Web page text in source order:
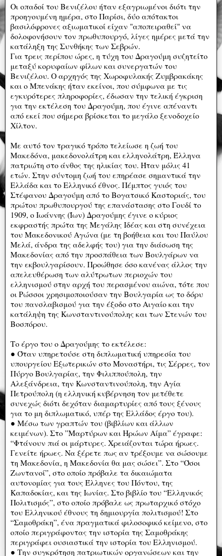
Οι οπαδοί του Βενιζέλου ήταν εξαγριωμένοι διότι την
προηγουμένη ημέρα, στο Παρίσι, δύο απότακτοι
βασιλόφρονες αξιωματικοί είχαν "αποπειραθεί" να
δολοφονήσουν τον πρωθυπουργό, λίγες ημέρες μετά την
κατάληξη της Συνθήκης των Σεβρών.
Για τρεις περίπου ώρες, η τύχη του Δραγούμη συζητείτο
μεταξύ κορυφαίων φίλων και συνεργατών του
Βενιζέλου. Ο αρχηγός της Χωροφυλακής Ζυμβρακάκης
και ο Μπενάκης ήταν εκείνοι, που σύμφωνα με τις
εγκυρότερες πληροφορίες, έδωσαν την τελική έγκριση
για την εκτέλεση του Δραγούμη, που έγινε απέναντι
από εκεί που σήμερα βρίσκεται το μεγάλο ξενοδοχείο
Χίλτον.
Με αυτό τον τραγικό τρόπο τελείωσε η ζωή του
Μακεδόνα, μακεδονολάτρη και ελληνολάτρη, Έλληνα
πατριώτη στο άνθος της ηλικίας του. Ήταν μόλις 41
ετών. Στην σύντομη ζωή του επηρέασε σημαντικά την
Ελλάδα και το Ελληνικό έθνος. Πέμπτος γυιός του
Στέφανου Δραγούμη από το Βογατσικό Καστοριάς, του
πρώτου πρωθυπουργού της επανάστασης στο Γουδί το
1909, ο Ιωάννης (Ίων) Δραγούμης έγινε ο κύριος
εκφραστής πρώτα της Μεγάλης Ιδέας και στη συνέχεια
του Μακεδονικού Αγώνα (με τη βοήθεια και του Παύλου
Μελά, άνδρα της αδελφής του) για την διάσωση της
Μακεδονίας από την προσπάθεια των Βουλγάρων να
την εκβουλγαρίσουν. Προώθησε όσο κανένας άλλος την
απελευθέρωση των αλύτρωτων περιοχών του
ελληνισμού στην αρχή του περασμένου αιώνα, τότε που
οι Ρώσσοι χρησιμοποιούσαν την Βουλγαρία ως το δόρυ
του πανσλαβισμού για την έξοδο στο Αιγαίο και την
κατάληψη της Κωνσταντινούπολης και των Στενών του
Βοσπόρου.
Το έργο του ο Δραγούμης το εκτέλεσε:
● Όταν υπηρετούσε στη διπλωματική υπηρεσία του
υπουργείου Εξωτερικών στο Μοναστήρι, τις Σέρρες, τον
Πύργο Βουλγαρίας, την Φιλιππούπολη, την
Αλεξάνδρεια, την Κωνσταντινούπολη, την Αγία
Πετρούπολη (η ελληνική κυβέρνηση τον μετέθετε
συνεχώς διότι δεχόταν διαμαρτυρίες από τους ξένους
για το μη διπλωματικό, υπέρ της Ελλάδος έργο του).
● Μέσω των γραπτών του (βιβλίων και άλλων
κειμένων). Στο ”Μαρτύρων και Ηρώων Αίμα” έγραφε:
“Φτάνουν πιά οι μάρτυρες. Χρειάζονται τώρα ήρωες.
Γενείτε ήρωες. Να ξέρετε πως αν τρέξουμε να σώσουμε
τη Μακεδονία, η Μακεδονία θα μας σώσει”. Στο “Όσοι
Ζωντανοί”, στο οποίο πρόβαλε τα δικαιώματα
αυτονομίας για τους Έλληνες του Πόντου, της
Καπαδοκίας, και της Ιωνίας. Στο βιβλίο του “Ελληνικός
Πολιτισμός”, στο οποίο πρόβαλε ως πρωταρχικό στόχο
του Ελληνικού έθνους τη δημιουργία πολιτισμού! Στο
“Σαμοθράκη”, ένα πραγματικά φιλοσοφικό κείμενο, στο
οποίο περιγράφοντας την ιστορία της Σαμοθράκης
περιγράφει ουσιαστικά την ιστορία του Ελληνισμού.
● Την συγκρότηση πατριωτικών οργανώσεων και την